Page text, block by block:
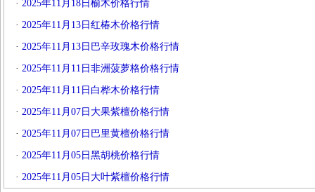
· 2025年11月18日榆木价格行情
· 2025年11月13日红椿木价格行情
· 2025年11月13日巴辛玫瑰木价格行情
· 2025年11月11日非洲菠萝格价格行情
· 2025年11月11日白桦木价格行情
· 2025年11月07日大果紫檀价格行情
· 2025年11月07日巴里黄檀价格行情
· 2025年11月05日黑胡桃价格行情
· 2025年11月05日大叶紫檀价格行情